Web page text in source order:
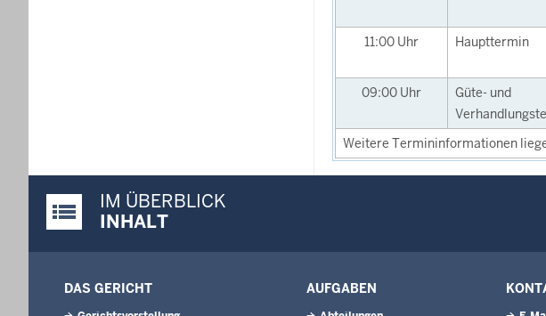
11:00 Uhr Haupttermin
09:00 Uhr
Güte- und
Weitere Termininformationen
Justiz-Portal im Überblick:
IM ÜBERBLICK
INHALT
DAS GERICHT AUFGABEN